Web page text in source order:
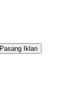
Pasang Iklan